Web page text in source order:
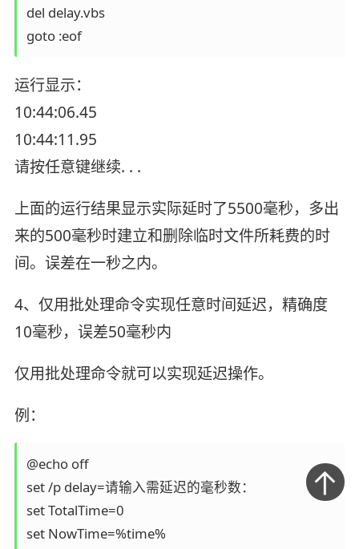
del delay.vbs
goto :eof
运行显示：
10:44:06.45
10:44:11.95
请按任意键继续. . .
上面的运行结果显示实际延时了5500毫秒，多出
来的500毫秒时建立和删除临时文件所耗费的时
间。误差在一秒之内。
4、仅用批处理命令实现任意时间延迟，精确度
10毫秒，误差50毫秒内
仅用批处理命令就可以实现延迟操作。
例：
@echo off
set /p delay=请输入需延迟的毫秒数：
set TotalTime=0
set NowTime=%time%